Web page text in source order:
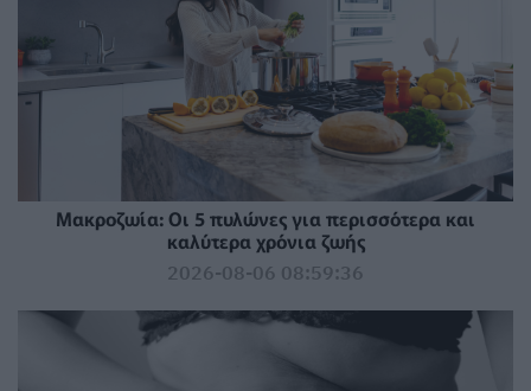
Mακροζωία: Οι 5 πυλώνες για περισσότερα και
καλύτερα χρόνια ζωής
2026-08-06 08:59:36